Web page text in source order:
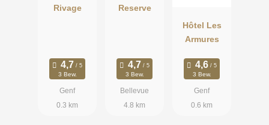
Rivage
3 Bew.
Genf
0.3 km
Reserve
3 Bew.
Bellevue
4.8 km
Hôtel Les
Armures
3 Bew.
Genf
0.6 km